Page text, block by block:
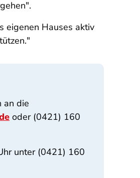
eigenen Hauses aktiv
an die
oder (0421) 160
unter (0421) 160